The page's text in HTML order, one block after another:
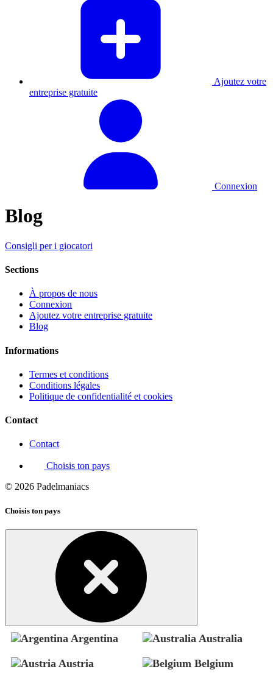
Ajoutez votre
entreprise gratuite
Connexion
Blog
Consigli per i giocatori
Sections
À propos de nous
Connexion
Ajoutez votre entreprise gratuite
Blog
Informations
Termes et conditions
Conditions légales
Politique de confidentialité et cookies
Contact
Contact
Choisis ton pays
© 2026 Padelmaniacs
Choisis ton pays
Argentina Australia
Austria Belgium